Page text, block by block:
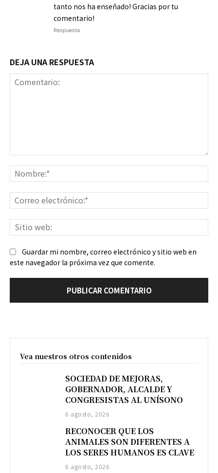
tanto nos ha enseñado! Gracias por tu
comentario!
Respuesta
DEJA UNA RESPUESTA
Guardar mi nombre, correo electrónico y sitio web en
este navegador la próxima vez que comente.
Vea nuestros otros contenidos
SOCIEDAD DE MEJORAS,
GOBERNADOR, ALCALDE Y
CONGRESISTAS AL UNÍSONO
6 agosto, 2026
RECONOCER QUE LOS
ANIMALES SON DIFERENTES A
LOS SERES HUMANOS ES CLAVE
6 agosto, 2026